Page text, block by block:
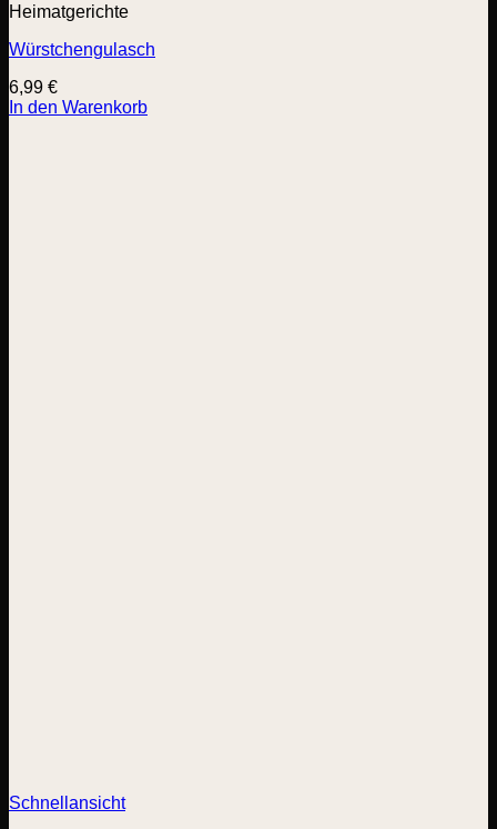
Heimatgerichte
Würstchengulasch
6,99 €
In den Warenkorb
Schnellansicht